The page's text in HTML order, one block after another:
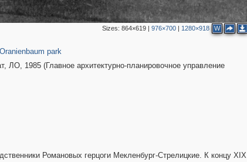
Sizes: 864×619| 976×700| 1280×918 W
Oranienbaum park
ЛО, 1985 (Главное архитектурно-планировочное управление
Романовых герцоги Мекленбург-Стрелицкие. К концу XIX